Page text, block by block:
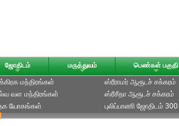
ஜோதிடம் மருத்துவம் பெண்கள் பகுதி
மந்திரங்கள்
வள மந்திரங்கள்
யோகங்கள்
ஸ்ரீராமர் ஆரூடச் சக்கரம்
ஸ்ரீசீதா ஆரூடச் சக்கரம்
புலிப்பாணி ஜோதிடம் 300